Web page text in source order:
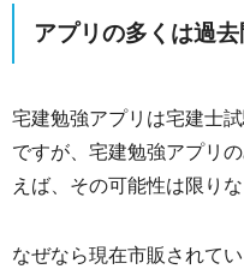
アプリの多くは過
宅建勉強アプリは宅建士
ですが、宅建勉強アプリ
えば、その可能性は限り
なぜなら現在市販されて